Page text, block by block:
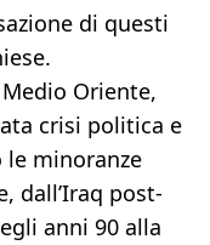
di questi
O­riente,
crisi politica e
le minoranze
dall’Iraq post-
anni 90 alla